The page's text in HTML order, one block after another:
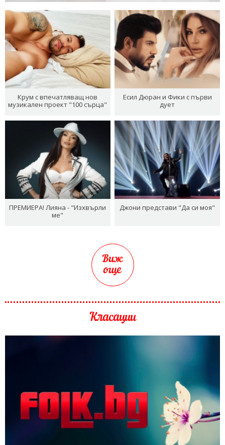
Крум с впечатляващ нов
музикален проект "100 сърца"
Есил Дюран и Фики с първи
дует
ПРЕМИЕРА! Лияна - "Изхвърли
ме"
Джони представи "Да си моя"
Виж
още
Класации